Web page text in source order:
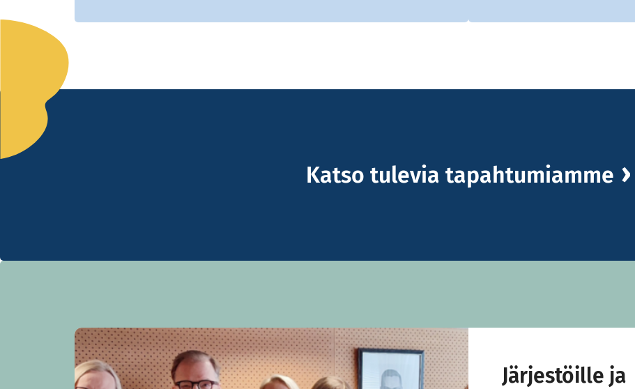
Katso tulevia tapahtumiamme
Järjestöille ja